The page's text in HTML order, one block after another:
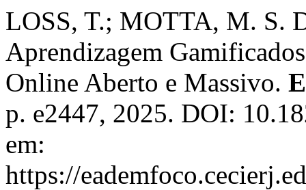
LOSS, T.; MOTTA, M. S.
Aprendizagem
Online Aberto e Massivo.
p. e2447, 2025. DOI:
em:
https://